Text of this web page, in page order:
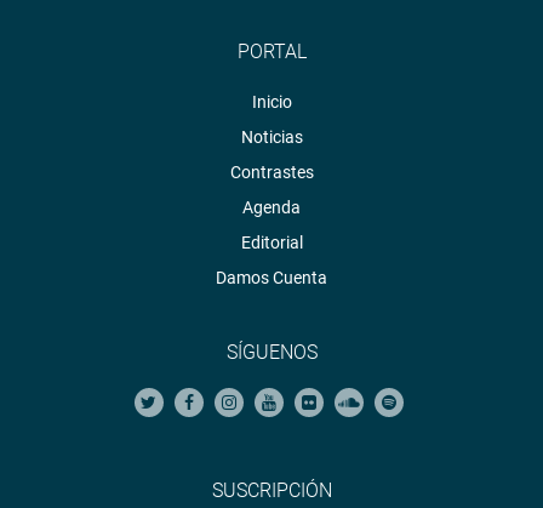
PORTAL
Inicio
Noticias
Contrastes
Agenda
Editorial
Damos Cuenta
SÍGUENOS
SUSCRIPCIÓN